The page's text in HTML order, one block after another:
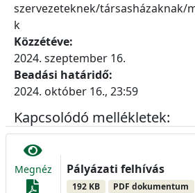
szervezeteknek/társasházaknak/
k
Közzétéve:
2024. szeptember 16.
Beadási határidő:
2024. október 16., 23:59
Kapcsolódó mellékletek:
Megnéz Pályázati felhívás
192 KB PDF dokumentum